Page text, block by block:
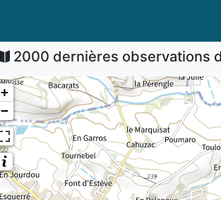
2000 dernières observations
+
−